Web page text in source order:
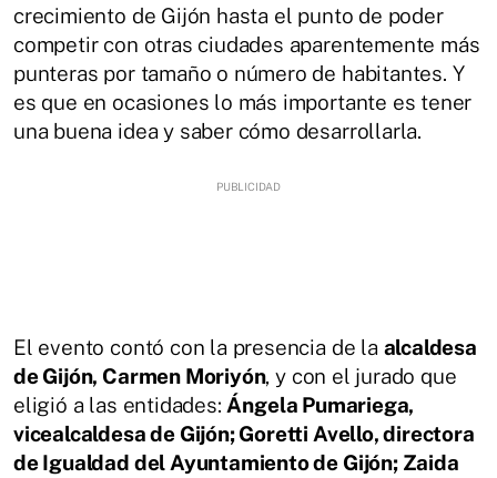
crecimiento de Gijón hasta el punto de poder
competir con otras ciudades aparentemente más
punteras por tamaño o número de habitantes. Y
es que en ocasiones lo más importante es tener
una buena idea y saber cómo desarrollarla.
El evento contó con la presencia de la alcaldesa
de Gijón, Carmen Moriyón, y con el jurado que
eligió a las entidades: Ángela Pumariega,
vicealcaldesa de Gijón; Goretti Avello, directora
de Igualdad del Ayuntamiento de Gijón; Zaida